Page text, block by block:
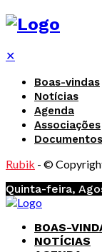
✕
Boas-vindas
Notícias
Agenda
Associações
Documentos
Rubik - ©
Quinta-feira,
BOAS-
NOTÍCIAS